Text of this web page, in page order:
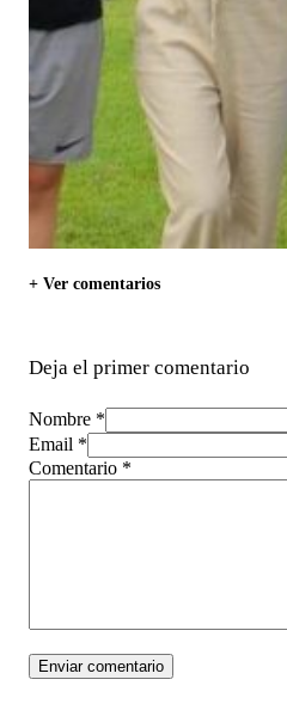
+ Ver comentarios
Deja el primer comentario
Nombre *
Email *
Comentario *